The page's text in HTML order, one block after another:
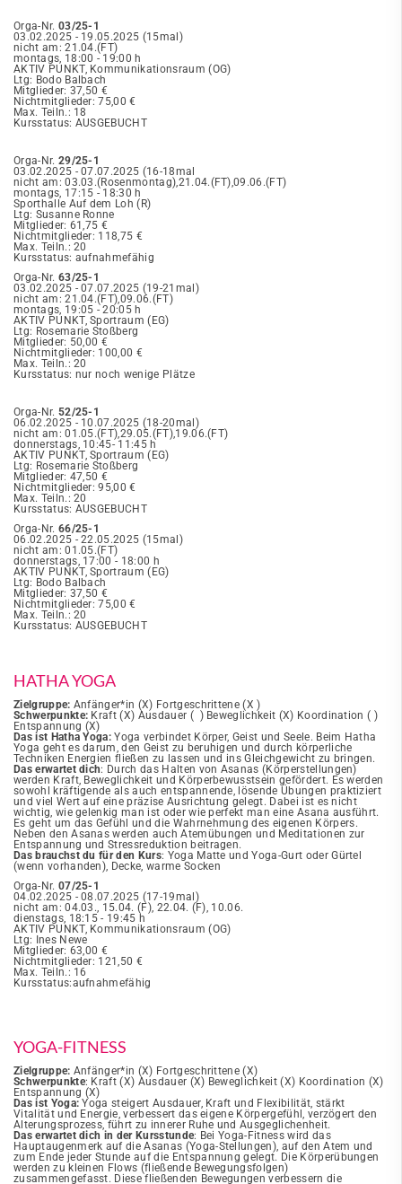
Orga-Nr. 03/25-1
03.02.2025 - 19.05.2025 (15mal)
nicht am: 21.04.(FT)
montags, 18:00 - 19:00 h
AKTIV PUNKT, Kommunikationsraum (OG)
Ltg: Bodo Balbach
Mitglieder: 37,50 €
Nichtmitglieder: 75,00 €
Max. Teiln.: 18
Kursstatus: AUSGEBUCHT
Orga-Nr. 29/25-1
03.02.2025 - 07.07.2025 (16-18mal
nicht am: 03.03.(Rosenmontag),21.04.(FT),09.06.(FT)
montags, 17:15 - 18:30 h
Sporthalle Auf dem Loh (R)
Ltg: Susanne Ronne
Mitglieder: 61,75 €
Nichtmitglieder: 118,75 €
Max. Teiln.: 20
Kursstatus: aufnahmefähig
Orga-Nr. 63/25-1
03.02.2025 - 07.07.2025 (19-21mal)
nicht am: 21.04.(FT),09.06.(FT)
montags, 19:05 - 20:05 h
AKTIV PUNKT, Sportraum (EG)
Ltg: Rosemarie Stoßberg
Mitglieder: 50,00 €
Nichtmitglieder: 100,00 €
Max. Teiln.: 20
Kursstatus: nur noch wenige Plätze
Orga-Nr. 52/25-1
06.02.2025 - 10.07.2025 (18-20mal)
nicht am: 01.05.(FT),29.05.(FT),19.06.(FT)
donnerstags, 10:45- 11:45 h
AKTIV PUNKT, Sportraum (EG)
Ltg: Rosemarie Stoßberg
Mitglieder: 47,50 €
Nichtmitglieder: 95,00 €
Max. Teiln.: 20
Kursstatus: AUSGEBUCHT
Orga-Nr. 66/25-1
06.02.2025 - 22.05.2025 (15mal)
nicht am: 01.05.(FT)
donnerstags, 17:00 - 18:00 h
AKTIV PUNKT, Sportraum (EG)
Ltg: Bodo Balbach
Mitglieder: 37,50 €
Nichtmitglieder: 75,00 €
Max. Teiln.: 20
Kursstatus: AUSGEBUCHT
HATHA YOGA
Zielgruppe: Anfänger*in (X) Fortgeschrittene (X )
Schwerpunkte: Kraft (X) Ausdauer ( ) Beweglichkeit (X) Koordination ( )
Entspannung (X)
Das ist Hatha Yoga: Yoga verbindet Körper, Geist und Seele. Beim Hatha
Yoga geht es darum, den Geist zu beruhigen und durch körperliche
Techniken Energien fließen zu lassen und ins Gleichgewicht zu bringen.
Das erwartet dich: Durch das Halten von Asanas (Körperstellungen)
werden Kraft, Beweglichkeit und Körperbewusstsein gefördert. Es werden
sowohl kräftigende als auch entspannende, lösende Übungen praktiziert
und viel Wert auf eine präzise Ausrichtung gelegt. Dabei ist es nicht
wichtig, wie gelenkig man ist oder wie perfekt man eine Asana ausführt.
Es geht um das Gefühl und die Wahrnehmung des eigenen Körpers.
Neben den Asanas werden auch Atemübungen und Meditationen zur
Entspannung und Stressreduktion beitragen.
Das brauchst du für den Kurs: Yoga Matte und Yoga-Gurt oder Gürtel
(wenn vorhanden), Decke, warme Socken
Orga-Nr. 07/25-1
04.02.2025 - 08.07.2025 (17-19mal)
nicht am: 04.03., 15.04. (F), 22.04. (F), 10.06.
dienstags, 18:15 - 19:45 h
AKTIV PUNKT, Kommunikationsraum (OG)
Ltg: Ines Newe
Mitglieder: 63,00 €
Nichtmitglieder: 121,50 €
Max. Teiln.: 16
Kursstatus:aufnahmefähig
YOGA-FITNESS
Zielgruppe: Anfänger*in (X) Fortgeschrittene (X)
Schwerpunkte: Kraft (X) Ausdauer (X) Beweglichkeit (X) Koordination (X)
Entspannung (X)
Das ist Yoga: Yoga steigert Ausdauer, Kraft und Flexibilität, stärkt
Vitalität und Energie, verbessert das eigene Körpergefühl, verzögert den
Alterungsprozess, führt zu innerer Ruhe und Ausgeglichenheit.
Das erwartet dich in der Kursstunde: Bei Yoga-Fitness wird das
Hauptaugenmerk auf die Asanas (Yoga-Stellungen), auf den Atem und
zum Ende jeder Stunde auf die Entspannung gelegt. Die Körperübungen
werden zu kleinen Flows (fließende Bewegungsfolgen)
zusammengefasst. Diese fließenden Bewegungen verbessern die